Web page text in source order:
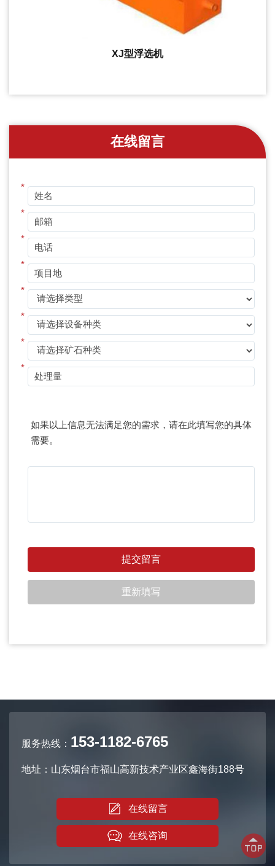
XJ型浮选机
在线留言
*
*
*
*
*
*
*
*
如果以上信息无法满足您的需求，请在此填写您的具体
需要。
服务热线： 153-1182-6765
地址：山东烟台市福山高新技术产业区鑫海街188号
在线留言
在线咨询